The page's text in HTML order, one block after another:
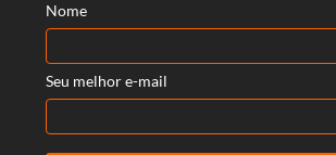
Nome
Seu melhor e-mail